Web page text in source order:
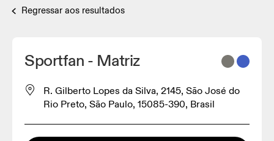
Regressar aos resultados
Sportfan - Matriz
R. Gilberto Lopes da Silva, 2145, São José do
Rio Preto, São Paulo, 15085-390, Brasil